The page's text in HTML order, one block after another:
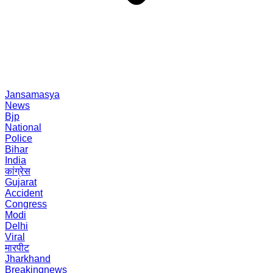
Jansamasya
News
Bjp
National
Police
Bihar
India
कांग्रेस
Gujarat
Accident
Congress
Modi
Delhi
Viral
मारपीट
Jharkhand
Breakingnews